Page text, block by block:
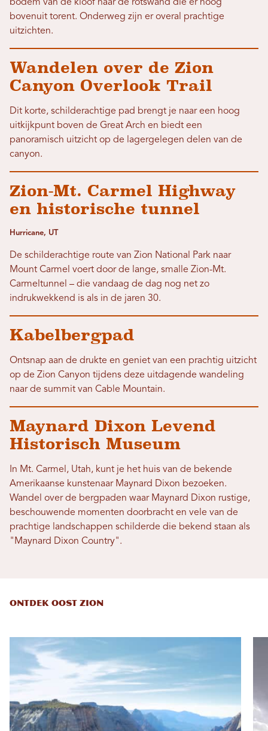
bodem van de kloof naar de rotswand die er hoog
bovenuit torent. Onderweg zijn er overal prachtige
uitzichten.
Wandelen over de Zion
Canyon Overlook Trail
Dit korte, schilderachtige pad brengt je naar een hoog
uitkijkpunt boven de Great Arch en biedt een
panoramisch uitzicht op de lagergelegen delen van de
canyon.
Zion-Mt. Carmel Highway
en historische tunnel
Hurricane, UT
De schilderachtige route van Zion National Park naar
Mount Carmel voert door de lange, smalle Zion-Mt.
Carmeltunnel – die vandaag de dag nog net zo
indrukwekkend is als in de jaren 30.
Kabelbergpad
Ontsnap aan de drukte en geniet van een prachtig uitzicht
op de Zion Canyon tijdens deze uitdagende wandeling
naar de summit van Cable Mountain.
Maynard Dixon Levend
Historisch Museum
In Mt. Carmel, Utah, kunt je het huis van de bekende
Amerikaanse kunstenaar Maynard Dixon bezoeken.
Wandel over de bergpaden waar Maynard Dixon rustige,
beschouwende momenten doorbracht en vele van de
prachtige landschappen schilderde die bekend staan ​​als
"Maynard Dixon Country".
ONTDEK OOST ZION